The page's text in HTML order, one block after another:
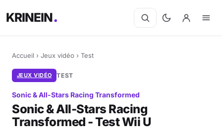
KRINEIN
Accueil › Jeux vidéo › Test
JEUX VIDÉO TEST
Sonic & All-Stars Racing Transformed
Sonic & All-Stars Racing
Transformed - Test Wii U